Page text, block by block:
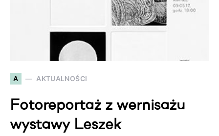
A AKTUALNOŚCI
Fotoreportaż z wernisażu
wystawy Leszek